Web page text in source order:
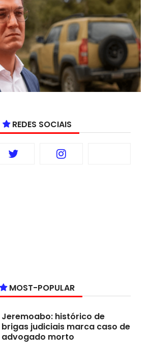
REDES SOCIAIS
MOST-POPULAR
Jeremoabo: histórico de
brigas judiciais marca caso de
advogado morto